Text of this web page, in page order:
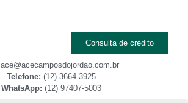
Consulta de crédito
ace@acecamposdojordao.com.br
Telefone: (12) 3664-3925
WhatsApp: (12) 97407-5003